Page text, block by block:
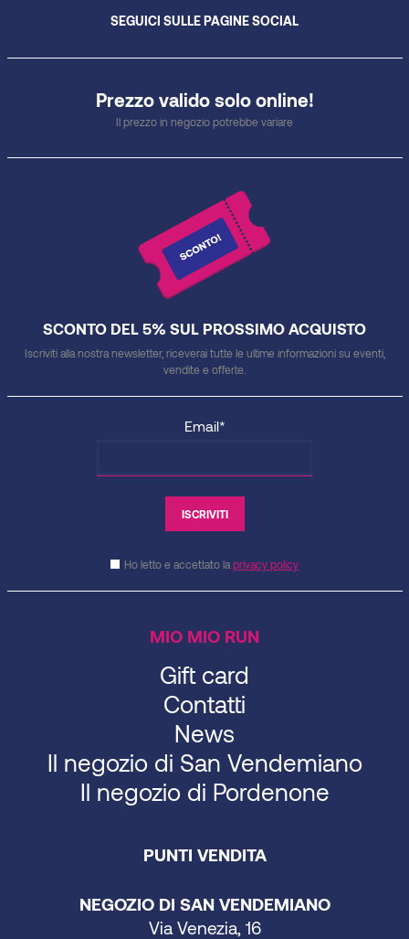
Prezzo valido solo online!
Il prezzo in negozio potrebbe variare
SEGUICI SULLE PAGINE SOCIAL
SCONTO DEL 5% SUL PROSSIMO ACQUISTO
Iscriviti alla nostra newsletter, riceverai tutte le ultime informazioni su eventi,
vendite e offerte.
Email*
Ho letto e accettato la privacy policy
MIO MIO RUN
Gift card
Contatti
News
Il negozio di San Vendemiano
Il negozio di Pordenone
PUNTI VENDITA
NEGOZIO DI SAN VENDEMIANO
Via Venezia, 16